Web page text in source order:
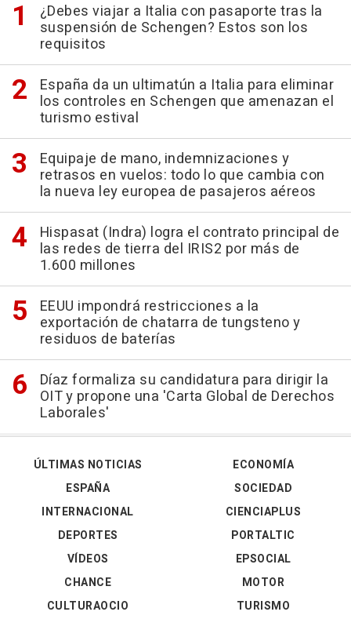
¿Debes viajar a Italia con pasaporte tras la
suspensión de Schengen? Estos son los
requisitos
España da un ultimatún a Italia para eliminar
los controles en Schengen que amenazan el
turismo estival
Equipaje de mano, indemnizaciones y
retrasos en vuelos: todo lo que cambia con
la nueva ley europea de pasajeros aéreos
Hispasat (Indra) logra el contrato principal de
las redes de tierra del IRIS2 por más de
1.600 millones
EEUU impondrá restricciones a la
exportación de chatarra de tungsteno y
residuos de baterías
Díaz formaliza su candidatura para dirigir la
OIT y propone una 'Carta Global de Derechos
Laborales'
ÚLTIMAS NOTICIAS
ESPAÑA
INTERNACIONAL
DEPORTES
VÍDEOS
ECONOMÍA
SOCIEDAD
CIENCIAPLUS
PORTALTIC
EPSOCIAL
CHANCE
CULTURAOCIO
MOTOR
TURISMO